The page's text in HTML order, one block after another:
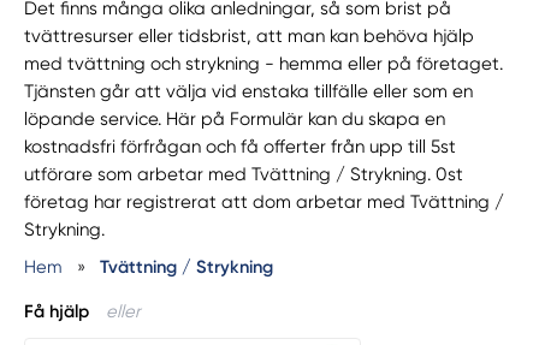
Det finns många olika anledningar, så som brist på
tvättresurser eller tidsbrist, att man kan behöva hjälp
med tvättning och strykning - hemma eller på företaget.
Tjänsten går att välja vid enstaka tillfälle eller som en
löpande service. Här på Formulär kan du skapa en
kostnadsfri förfrågan och få offerter från upp till 5st
utförare som arbetar med Tvättning / Strykning. 0st
företag har registrerat att dom arbetar med Tvättning /
Strykning.
Hem
» Tvättning / Strykning
Få hjälp eller